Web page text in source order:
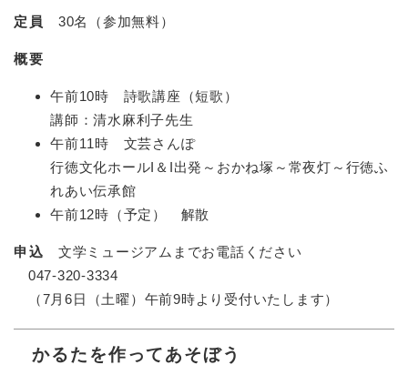
定員 30名（参加無料）
概要
午前10時 詩歌講座（短歌）
講師：清水麻利子先生
午前11時 文芸さんぽ
行徳文化ホールI＆I出発～おかね塚～常夜灯～行徳ふ
れあい伝承館
午前12時（予定） 解散
申込 文学ミュージアムまでお電話ください
047-320-3334
（7月6日（土曜）午前9時より受付いたします）
かるたを作ってあそぼう